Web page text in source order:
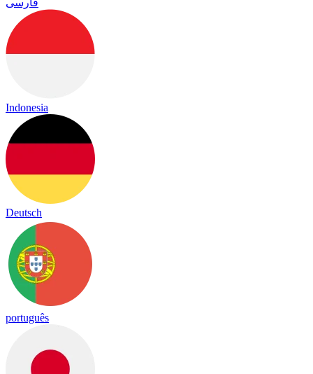
فارسی
Indonesia
Deutsch
português